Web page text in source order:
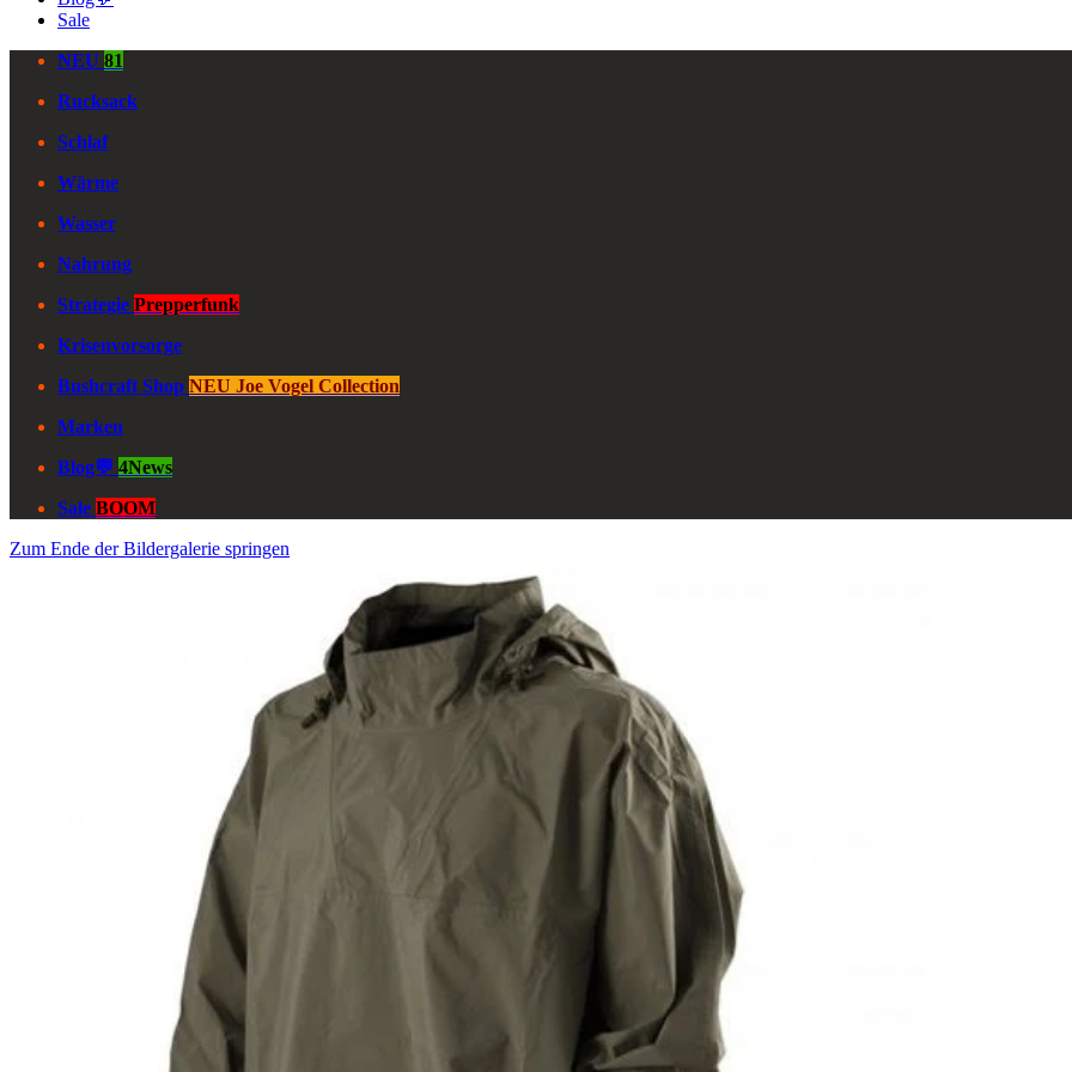
Sale
NEU 81
Rucksack
Schlaf
Wärme
Wasser
Nahrung
Strategie Prepperfunk
Krisenvorsorge
Bushcraft Shop NEU Joe Vogel Collection
Marken
Blog💬 4News
Sale BOOM
Zum Ende der Bildergalerie springen